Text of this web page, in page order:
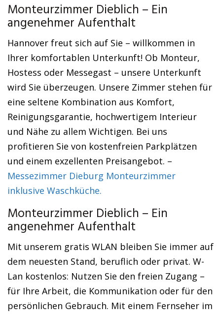
Monteurzimmer Dieblich – Ein
angenehmer Aufenthalt
Hannover freut sich auf Sie – willkommen in
Ihrer komfortablen Unterkunft! Ob Monteur,
Hostess oder Messegast – unsere Unterkunft
wird Sie überzeugen. Unsere Zimmer stehen für
eine seltene Kombination aus Komfort,
Reinigungsgarantie, hochwertigem Interieur
und Nähe zu allem Wichtigen. Bei uns
profitieren Sie von kostenfreien Parkplätzen
und einem exzellenten Preisangebot. –
Messezimmer Dieburg Monteurzimmer
inklusive Waschküche.
Monteurzimmer Dieblich – Ein
angenehmer Aufenthalt
Mit unserem gratis WLAN bleiben Sie immer auf
dem neuesten Stand, beruflich oder privat. W-
Lan kostenlos: Nutzen Sie den freien Zugang –
für Ihre Arbeit, die Kommunikation oder für den
persönlichen Gebrauch. Mit einem Fernseher im